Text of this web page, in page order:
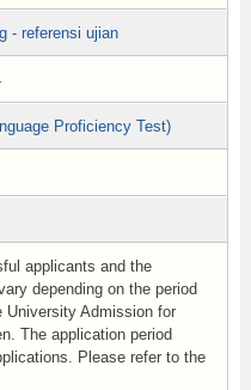
- referensi ujian
Proficiency Test)
applicants and the
depending on the period
University Admission for
The application period
Please refer to the